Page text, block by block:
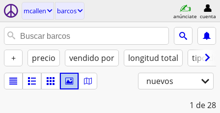
mcallen barcos
anúnciate cuenta
+ precio vendido por longitud total tipo
nuevos
1 de 28